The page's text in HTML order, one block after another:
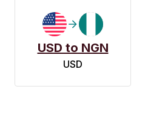
USD to NGN
USD